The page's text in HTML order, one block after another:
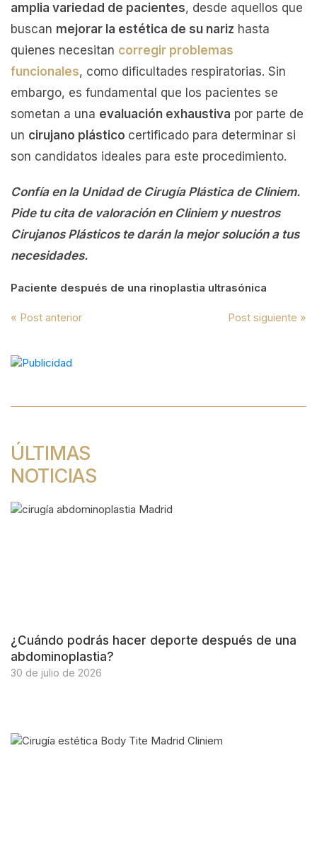
amplia variedad de pacientes, desde aquellos que
buscan mejorar la estética de su nariz hasta
quienes necesitan corregir problemas
funcionales, como dificultades respiratorias. Sin
embargo, es fundamental que los pacientes se
sometan a una evaluación exhaustiva por parte de
un cirujano plástico certificado para determinar si
son candidatos ideales para este procedimiento.
Confía en la Unidad de Cirugía Plástica de Cliniem.
Pide tu cita de valoración en Cliniem y nuestros
Cirujanos Plásticos te darán la mejor solución a tus
necesidades.
Paciente después de una rinoplastia ultrasónica
Navegación
de
entradas
« Post anterior Post siguiente »
ÚLTIMAS
NOTICIAS
¿Cuándo podrás hacer deporte después de una
abdominoplastia?
30 de julio de 2026